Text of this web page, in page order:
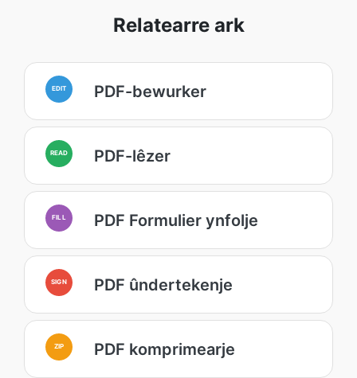
Relatearre ark
EDIT PDF-bewurker
READ PDF-lêzer
FILL PDF Formulier ynfolje
SIGN PDF ûndertekenje
ZIP PDF komprimearje